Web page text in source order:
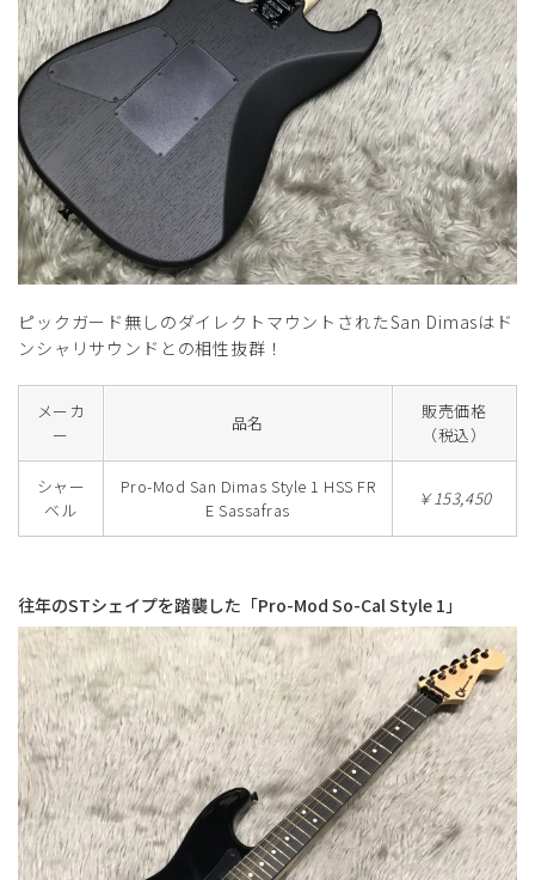
ピックガード無しのダイレクトマウントされたSan Dimasはド
ンシャリサウンドとの相性抜群！
メーカ
ー
品名
販売価格
（税込）
シャー
ベル
Pro-Mod San Dimas Style 1 HSS FR
E Sassafras
￥153,450
往年のSTシェイプを踏襲した「Pro-Mod So-Cal Style 1」